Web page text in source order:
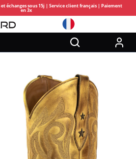
échanges sous 15j | Service client français | Paiement
en 3x